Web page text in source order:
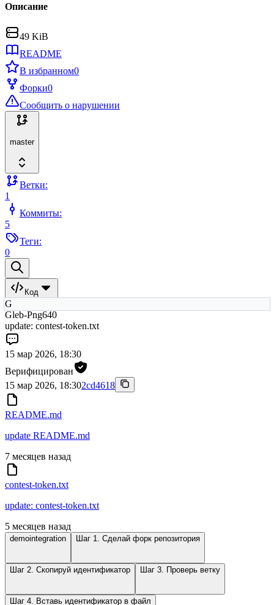
Описание
49 KiB
README
В избранном0
Форки0
Сообщить о нарушении
master
Ветки:
1
Коммиты:
5
Теги:
0
Код
G
Gleb-Png640
update: contest-token.txt
15 мар 2026, 18:30
Верифицирован
15 мар 2026, 18:302cd4618
README.md
update README.md
7 месяцев назад
contest-token.txt
update: contest-token.txt
5 месяцев назад
demointegration Шаг 1. Сделай форк репозитория
Шаг 2. Скопируй идентификатор Шаг 3. Проверь ветку
Шаг 4. Вставь идентификатор в файл